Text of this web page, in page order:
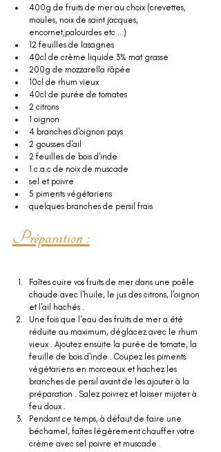
400g de fruits de mer au choix (crevettes,
moules, noix de saint jacques,
encornet,palourdes etc ...)
12 feuilles de lasagnes
40cl de crème liquide 3% mat grasse
200g de mozzarella râpée
10cl de rhum vieux
40cl de purée de tomates
2 citrons
1 oignon
4 branches d'oignon pays
2 gousses d'ail
2 feuilles de bois d'inde
1 c.a.c de noix de muscade
sel et poivre
5 piments végétariens
quelques branches de persil frais
Préparation :
Faîtes cuire vos fruits de mer dans une poêle
chaude avec l'huile, le jus des citrons, l'oignon
et l'ail hachés .
Une fois que l'eau des fruits de mer a été
réduite au maximum, déglacez avec le rhum
vieux . Ajoutez ensuite la purée de tomate, la
feuille de bois d'inde . Coupez les piments
végétariens en morceaux et hachez les
branches de persil avant de les ajouter à la
préparation . Salez poivrez et laisser mijoter à
feu doux .
Pendant ce temps, à défaut de faire une
béchamel, faîtes légèrement chauffer votre
crème avec sel poivre et muscade .